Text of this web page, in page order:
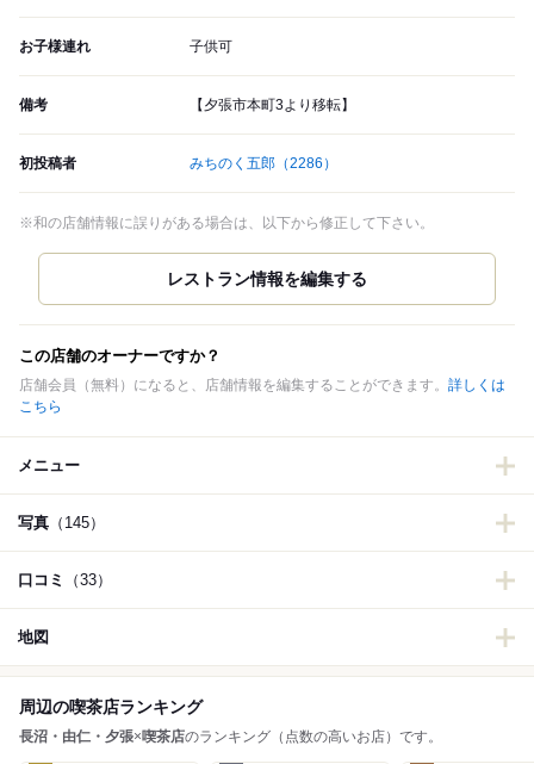
お子様連れ 子供可
備考 【夕張市本町3より移転】
初投稿者 みちのく五郎 （2286）
※和の店舗情報に誤りがある場合は、以下から修正して下さい。
この店舗のオーナーですか？
店舗会員（無料）になると、店舗情報を編集することができます。 詳しくは
こちら
メニュー
写真 （145）
口コミ （33）
地図
周辺の喫茶店ランキング
長沼・由仁・夕張×喫茶店のランキング（点数の高いお店）です。